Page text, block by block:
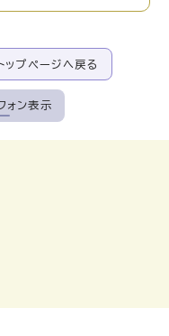
ップページへ戻る
ォン表示